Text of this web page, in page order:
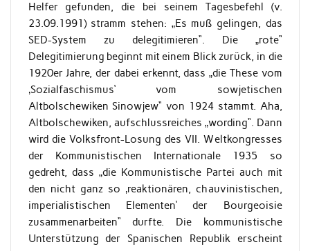
Helfer gefunden, die bei seinem Tagesbefehl (v.
23.09.1991) stramm stehen: „Es muß gelingen, das
SED-System zu delegitimieren“. Die „rote“
Delegitimierung beginnt mit einem Blick zurück, in die
1920er Jahre, der dabei erkennt, dass „die These vom
‚Sozialfaschismus‘ vom sowjetischen
Altbolschewiken Sinowjew“ von 1924 stammt. Aha,
Altbolschewiken, aufschlussreiches „wording“. Dann
wird die Volksfront-Losung des VII. Weltkongresses
der Kommunistischen Internationale 1935 so
gedreht, dass „die Kommunistische Partei auch mit
den nicht ganz so ‚reaktionären, chauvinistischen,
imperialistischen Elementen‘ der Bourgeoisie
zusammenarbeiten“ durfte. Die kommunistische
Unterstützung der Spanischen Republik erscheint